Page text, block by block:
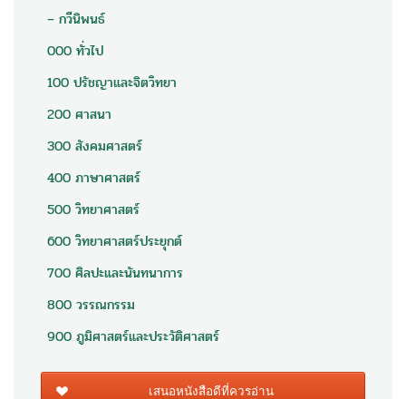
– กวีนิพนธ์
000 ทั่วไป
100 ปรัชญาและจิตวิทยา
200 ศาสนา
300 สังคมศาสตร์
400 ภาษาศาสตร์
500 วิทยาศาสตร์
600 วิทยาศาสตร์ประยุกต์
700 ศิลปะและนันทนาการ
800 วรรณกรรม
900 ภูมิศาสตร์และประวัติศาสตร์
เสนอหนังสือดีที่ควรอ่าน